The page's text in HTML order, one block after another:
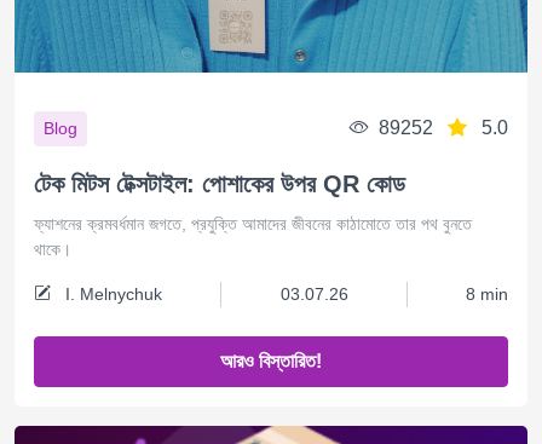
Blog 89252 5.0
টেক মিটস টেক্সটাইল: পোশাকের উপর QR কোড
ফ্যাশনের ক্রমবর্ধমান জগতে, প্রযুক্তি আমাদের জীবনের কাঠামোতে তার পথ বুনতে
থাকে।
I. Melnychuk 03.07.26 8 min
আরও বিস্তারিত!